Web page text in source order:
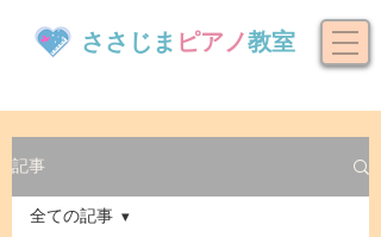
ささじま ピアノ教室
記事
全ての記事